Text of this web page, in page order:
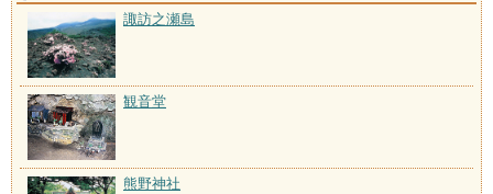
諏訪之瀬島
観音堂
熊野神社